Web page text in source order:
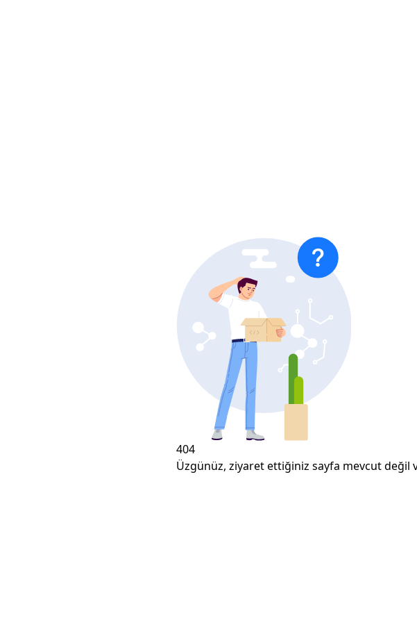
404
Üzgünüz, ziyaret ettiğiniz sayfa mevcut değil